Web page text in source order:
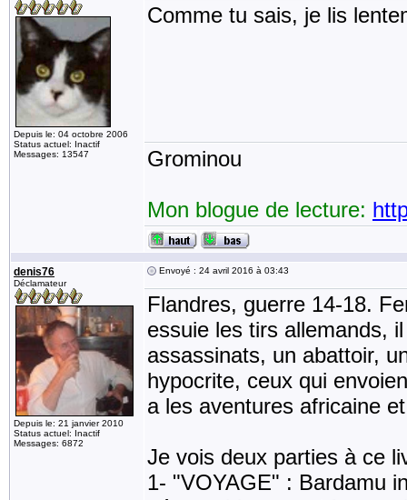
Depuis le: 04 octobre 2006
Status actuel: Inactif
Messages: 13547
Comme tu sais, je lis
Grominou
Mon blogue de lecture:
denis76
Déclamateur
Depuis le: 21 janvier 2010
Status actuel: Inactif
Messages: 6872
Envoyé : 24 avril 2016 à 03:43
Flandres, guerre 14-18.
essuie les tirs allemands,
assassinats, un abattoir,
hypocrite, ceux qui
a les aventures africaine
Je vois deux parties à ce
1- "VOYAGE" : Bardamu